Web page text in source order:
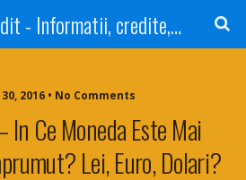
Biroul de credit - Informatii, credite, refinantare
2016 • No Comments
Ce Moneda Este Mai
Lei, Euro, Dolari?